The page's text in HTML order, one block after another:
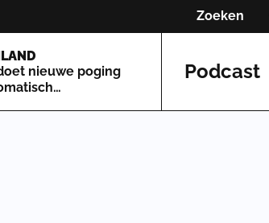
Zoeken
nieuwe poging
Podcast